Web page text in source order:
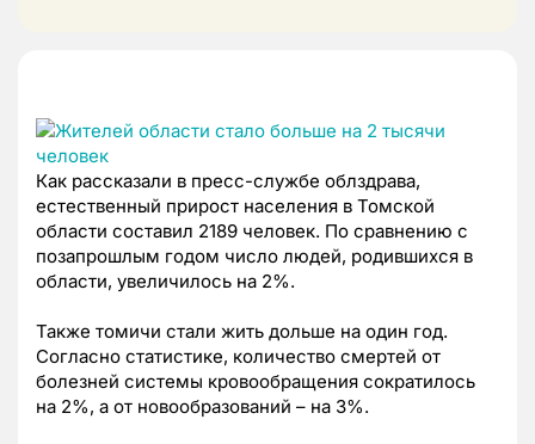
Как рассказали в пресс-службе облздрава,
естественный прирост населения в Томской
области составил 2189 человек. По сравнению с
позапрошлым годом число людей, родившихся в
области, увеличилось на 2%.
Также томичи стали жить дольше на один год.
Согласно статистике, количество смертей от
болезней системы кровообращения сократилось
на 2%, а от новообразований – на 3%.